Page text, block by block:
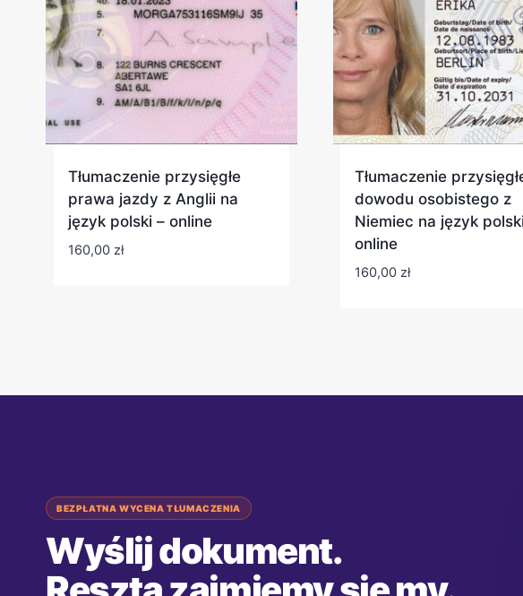
Tłumaczenie przysięgłe
prawa jazdy z Anglii na
język polski – online
160,00 zł
Tłumaczenie
dowodu osobistego z
Niemiec na język
online
160,00 zł
BEZPŁATNA WYCENA TŁUMACZENIA
Wyślij dokument.